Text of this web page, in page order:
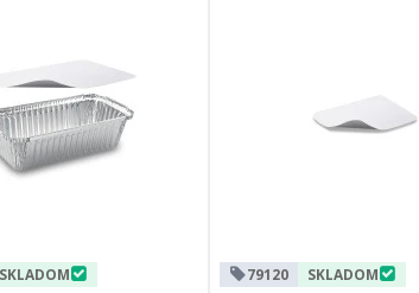
SKLADOM 79120 SKLADOM